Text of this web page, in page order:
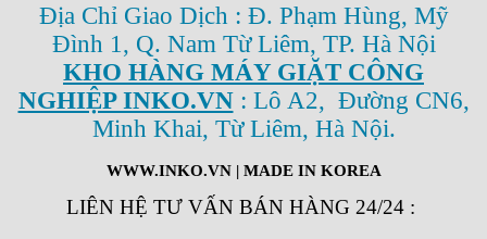
Địa Chỉ Giao Dịch : Đ. Phạm Hùng, Mỹ
Đình 1, Q. Nam Từ Liêm, TP. Hà Nội
KHO HÀNG MÁY GIẶT CÔNG
NGHIỆP INKO.VN: Lô A2, Đường CN6,
Minh Khai, Từ Liêm, Hà Nội.
WWW.INKO.VN| MADE IN KOREA
LIÊN HỆ TƯ VẤN BÁN HÀNG 24/24 :